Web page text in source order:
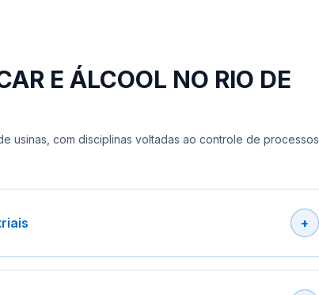
E ÁLCOOL NO RIO DE
usinas, com disciplinas voltadas ao controle de processos,